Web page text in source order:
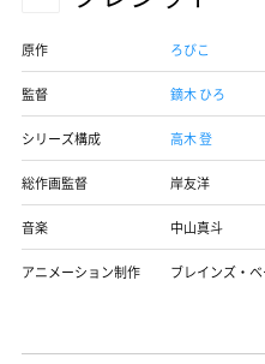
原作 ろびこ
監督 鏑木 ひろ
シリーズ構成 高木 登
総作画監督 岸友洋
音楽 中山真斗
アニメーション制作 ブレインズ・